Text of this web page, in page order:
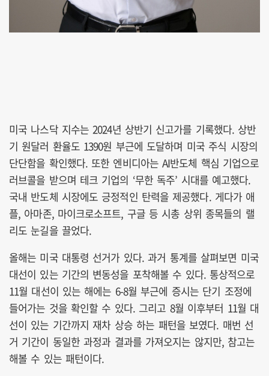
미국 나스닥 지수는 2024년 상반기 신고가를 기록했다. 상반
기 원달러 환율도 1390원 부근에 도달하며 미국 주식 시장의
단단함을 확인했다. 또한 엔비디아는 AI반도체 핵심 기업으로
러브콜을 받으며 테크 기업의 ‘무한 독주’ 시대를 예고했다.
국내 반도체 시장에도 긍정적인 탄력을 제공했다. 게다가 애
플, 아마존, 마이크로소프트, 구글 등 시총 상위 종목들의 랠
리도 눈길을 끌었다.
올해는 미국 대통령 선거가 있다. 과거 통계를 살펴보면 미국
대선이 있는 기간의 변동성을 포착해볼 수 있다. 통상적으로
11월 대선이 있는 해에는 6-8월 부근에 증시는 단기 조정에
들어가는 것을 확인할 수 있다. 그리고 8월 이후부터 11월 대
선이 있는 기간까지 재차 상승 하는 패턴을 보였다. 매번 선
거 기간이 동일한 과정과 결과를 가져오지는 않지만, 참고는
해볼 수 있는 패턴이다.